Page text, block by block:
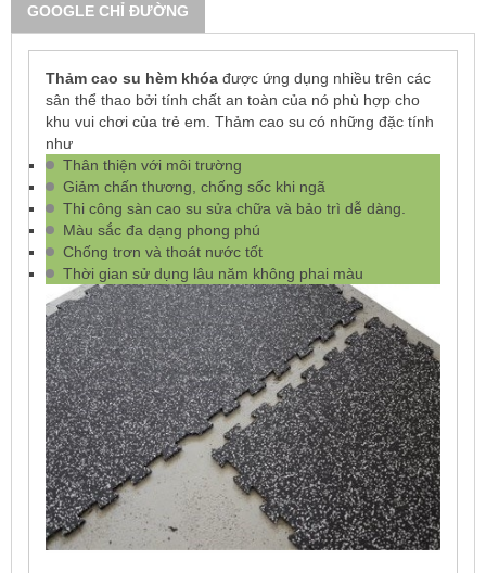
GOOGLE CHỈ ĐƯỜNG
Thảm cao su hèm khóa được ứng dụng nhiều trên các
sân thể thao bởi tính chất an toàn của nó phù hợp cho
khu vui chơi của trẻ em. Thảm cao su có những đặc tính
như
Thân thiện với môi trường
Giảm chấn thương, chống sốc khi ngã
Thi công sàn cao su sửa chữa và bảo trì dễ dàng.
Màu sắc đa dạng phong phú
Chống trơn và thoát nước tốt
Thời gian sử dụng lâu năm không phai màu